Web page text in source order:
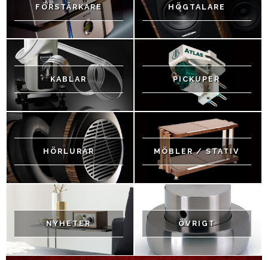
FÖRSTÄRKARE HÖGTALARE
KABLAR PICKUPER
HÖRLURAR MÖBLER / STATIV
NYHETER ÖVRIGT